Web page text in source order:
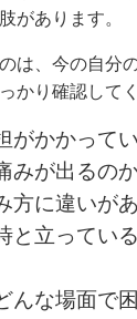
があります。
は、今の自分
かり確認して
がかかってい
みが出るのか
方に違いがあ
と立ってい
んな場面で